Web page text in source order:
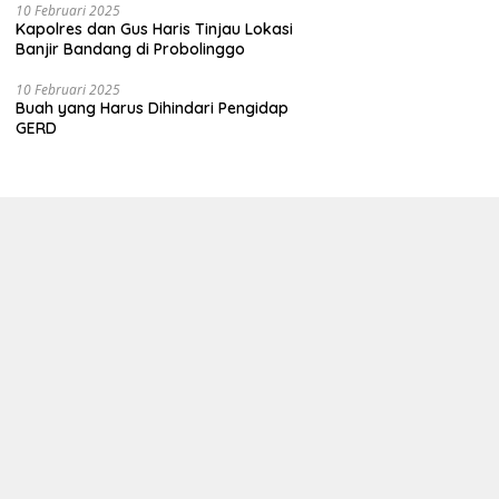
10 Februari 2025
Kapolres dan Gus Haris Tinjau Lokasi
Banjir Bandang di Probolinggo
10 Februari 2025
Buah yang Harus Dihindari Pengidap
GERD